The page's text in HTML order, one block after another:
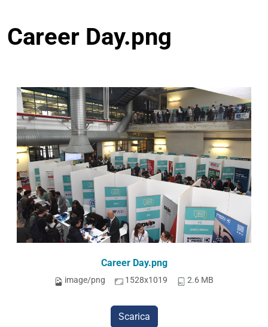
Career Day.png
Career Day.png
image/png 1528x1019 2.6 MB
Scarica